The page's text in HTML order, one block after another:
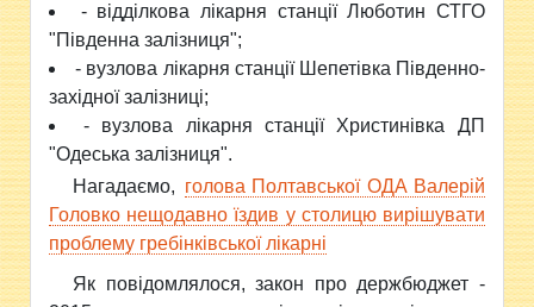
- відділкова лікарня станції Люботин СТГО
"Південна залізниця";
- вузлова лікарня станції Шепетівка Південно-
західної залізниці;
- вузлова лікарня станції Христинівка ДП
"Одеська залізниця".
Нагадаємо, голова Полтавської ОДА Валерій
Головко нещодавно їздив у столицю вирішувати
проблему гребінківської лікарні
Як повідомлялося, закон про держбюджет -